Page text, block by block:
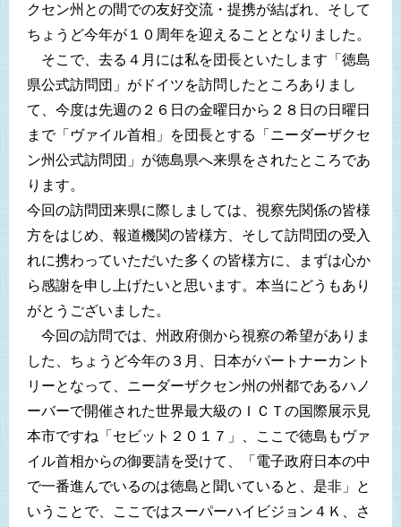
クセン州との間での友好交流・提携が結ばれ、そして
ちょうど今年が１０周年を迎えることとなりました。
そこで、去る４月には私を団長といたします「徳島
県公式訪問団」がドイツを訪問したところありまし
て、今度は先週の２６日の金曜日から２８日の日曜日
まで「ヴァイル首相」を団長とする「ニーダーザクセ
ン州公式訪問団」が徳島県へ来県をされたところであ
ります。
今回の訪問団来県に際しましては、視察先関係の皆様
方をはじめ、報道機関の皆様方、そして訪問団の受入
れに携わっていただいた多くの皆様方に、まずは心か
ら感謝を申し上げたいと思います。本当にどうもあり
がとうございました。
今回の訪問では、州政府側から視察の希望がありま
した、ちょうど今年の３月、日本がパートナーカント
リーとなって、ニーダーザクセン州の州都であるハノ
ーバーで開催された世界最大級のＩＣＴの国際展示見
本市ですね「セビット２０１７」、ここで徳島もヴァ
イル首相からの御要請を受けて、「電子政府日本の中
で一番進んでいるのは徳島と聞いていると、是非」と
いうことで、ここではスーパーハイビジョン４Ｋ、さ